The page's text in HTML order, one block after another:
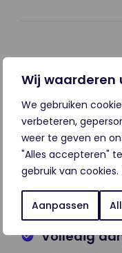
Wij waarderen
We gebruiken
verbeteren,
weer te geven en
"Alles accepteren"
gebruik van cookies.
Aanpassen
Met een intuïtieve
de allereerste dag
Transparant
Raak nooit zicht
realtime
Volledig